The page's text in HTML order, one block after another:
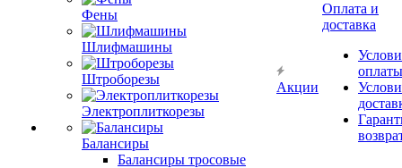
Фены
Шлифмашины
Штроборезы
Электроплиткорезы
Балансиры
Балансиры тросовые
Акции
Оплата и
доставка
оплаты